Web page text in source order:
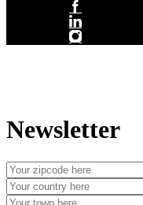
Newsletter